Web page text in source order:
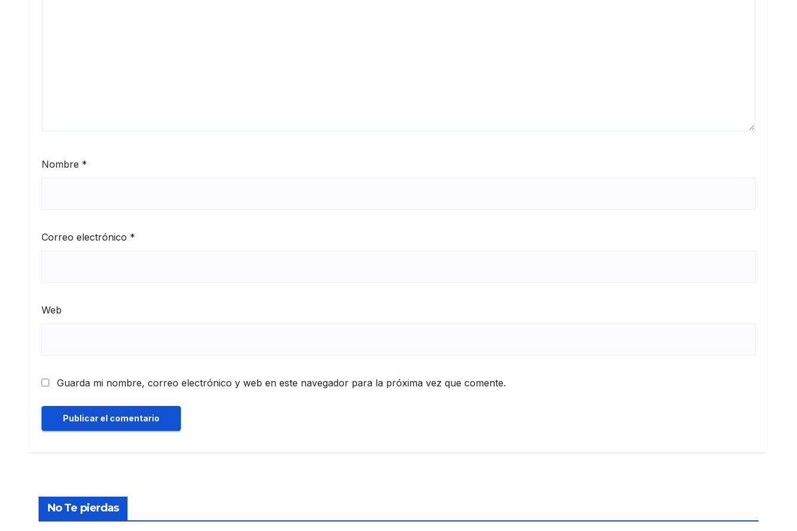
Nombre *
Correo electrónico *
Web
Guarda mi nombre, correo electrónico y web en este navegador para la próxima vez que comente.
No Te pierdas